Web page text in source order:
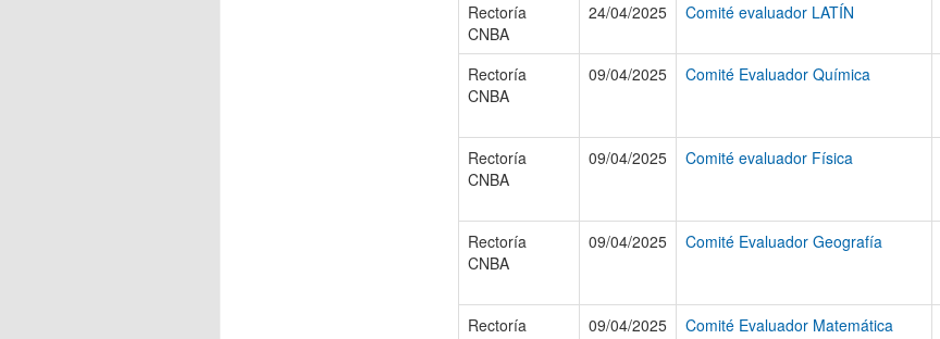
Rectoría
CNBA
24/04/2025 Comité evaluador LATÍN
Rectoría
CNBA
09/04/2025 Comité Evaluador Química
Rectoría
CNBA
09/04/2025 Comité evaluador Física
Rectoría
CNBA
09/04/2025 Comité Evaluador Geografía
Rectoría
09/04/2025 Comité Evaluador Matemática